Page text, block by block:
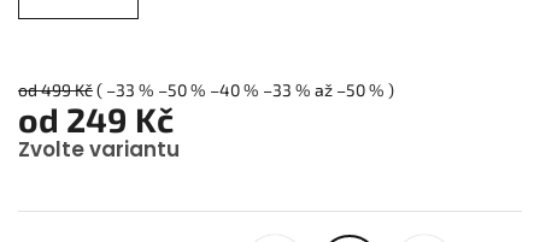
od 499 Kč ( –33 % –50 % –40 % –33 % až –50 % )
od 249 Kč
Zvolte variantu
cena: